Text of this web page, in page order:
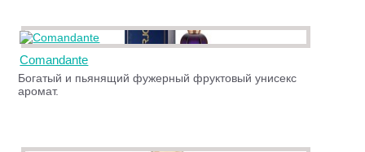
Comandante
Богатый и пьянящий фужерный фруктовый унисекс
аромат.